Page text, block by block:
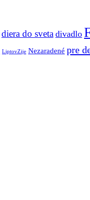
diera do sveta divadlo
LiptovZije Nezaradené pre